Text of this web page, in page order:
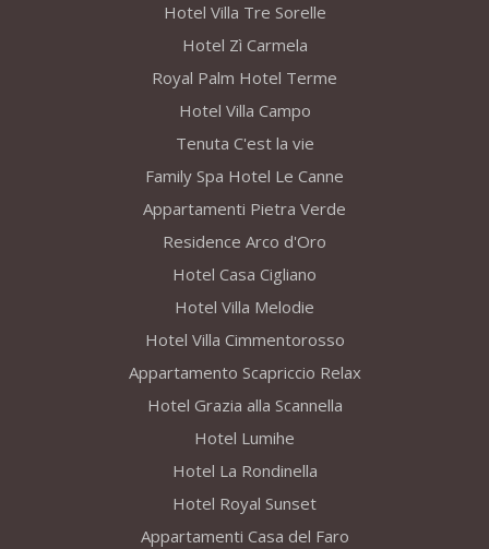
Hotel Villa Tre Sorelle
Hotel Zì Carmela
Royal Palm Hotel Terme
Hotel Villa Campo
Tenuta C'est la vie
Family Spa Hotel Le Canne
Appartamenti Pietra Verde
Residence Arco d'Oro
Hotel Casa Cigliano
Hotel Villa Melodie
Hotel Villa Cimmentorosso
Appartamento Scapriccio Relax
Hotel Grazia alla Scannella
Hotel Lumihe
Hotel La Rondinella
Hotel Royal Sunset
Appartamenti Casa del Faro